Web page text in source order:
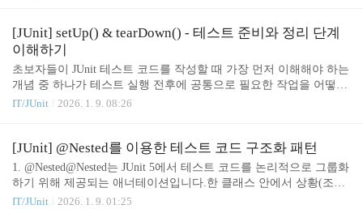
리고 실전 예제 중심으로 쉽게 설명합니다. 1. @BeforeAll이란?@Bef
oreAll이 붙은 메서드는 테스트 클래스가 실행되기 전 딱 한 번만 실
행되는 준비 코드입니다.테스트 전체에서 공통으로 사용할 리소스
나 설정을 초기화할 때 매우 유용합니다.실행 타이밍테스트 클래스
로딩 → @BeforeAll 실행(1회) → 각 테스트 메서드 실행 2. @Befor..
[JUnit] setUp() & tearDown() - 테스트 준비와 정리 단계
이해하기
초보자들이 JUnit 테스트 코드를 작성할 때 가장 먼저 이해해야 하는
개념 중 하나가 테스트 실행 전후에 공통으로 필요한 작업을 어떻게
처리하느냐입니다. JUnit은 이를 위해 @BeforeEach(setUp), @AfterE
과 tearDown()이 필요한 이유테스트를 여러 개 작성하다 보면, 모든
테스트에서 반복적으로 필요한 준비 코드가 생깁니다. 예를 들면 객
체 생성, DB 연결 준비, 임시 파일 생성 등이 있습니다.또한 테스트
가 끝난 후에는 리소스 해제 또는 정리 작업이 필요할 수 있습니다.
IT/JUnit 2026. 1. 9. 08:26
[JUnit] @Nested를 이용한 테스트 코드 구조화 패턴
1. @Nested@Nested는 JUnit 5에서 테스트 코드를 논리적으로 그룹화
하기 위해 제공되는 애너테이션입니다.한 클래스 안에서 상황(조건)
별로 테스트를 묶을 수 있어서, 테스트가 많아져도 구조를 명확하게
IT/JUnit 2026. 1. 9. 01:25